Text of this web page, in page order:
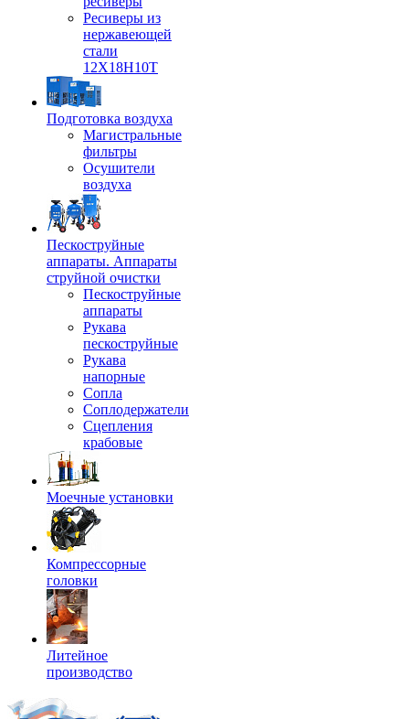
Ресиверы из
нержавеющей
стали
12Х18Н10Т
Подготовка воздуха
Магистральные
фильтры
Осушители
воздуха
Пескоструйные
аппараты. Аппараты
струйной очистки
Пескоструйные
аппараты
Рукава
пескоструйные
Рукава
напорные
Сопла
Соплодержатели
Сцепления
крабовые
Моечные установки
Компрессорные
головки
Литейное
производство